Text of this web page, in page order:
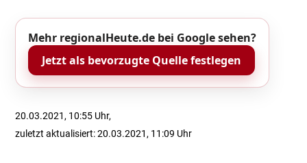
Mehr regionalHeute.de bei Google sehen?
Jetzt als bevorzugte Quelle festlegen
20.03.2021, 10:55 Uhr,
zuletzt aktualisiert: 20.03.2021, 11:09 Uhr